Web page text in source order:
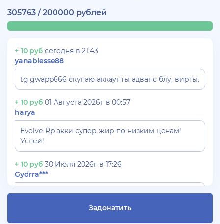
305763 / 200000 рублей
+ 10 руб сегодня в 21:43
yanablesse88
tg gwapp666 скупаю аккаунты адванс блу, вирты.
+ 10 руб 01 Августа 2026г в 00:57
harya
Evolve-Rp акки супер жир по низким ценам!
Успей!
+ 10 руб 30 Июля 2026г в 17:26
Gydrra***
СКУПАЮ АККАУНТЫ БЛЕК РАША ТГ -
Задонатить